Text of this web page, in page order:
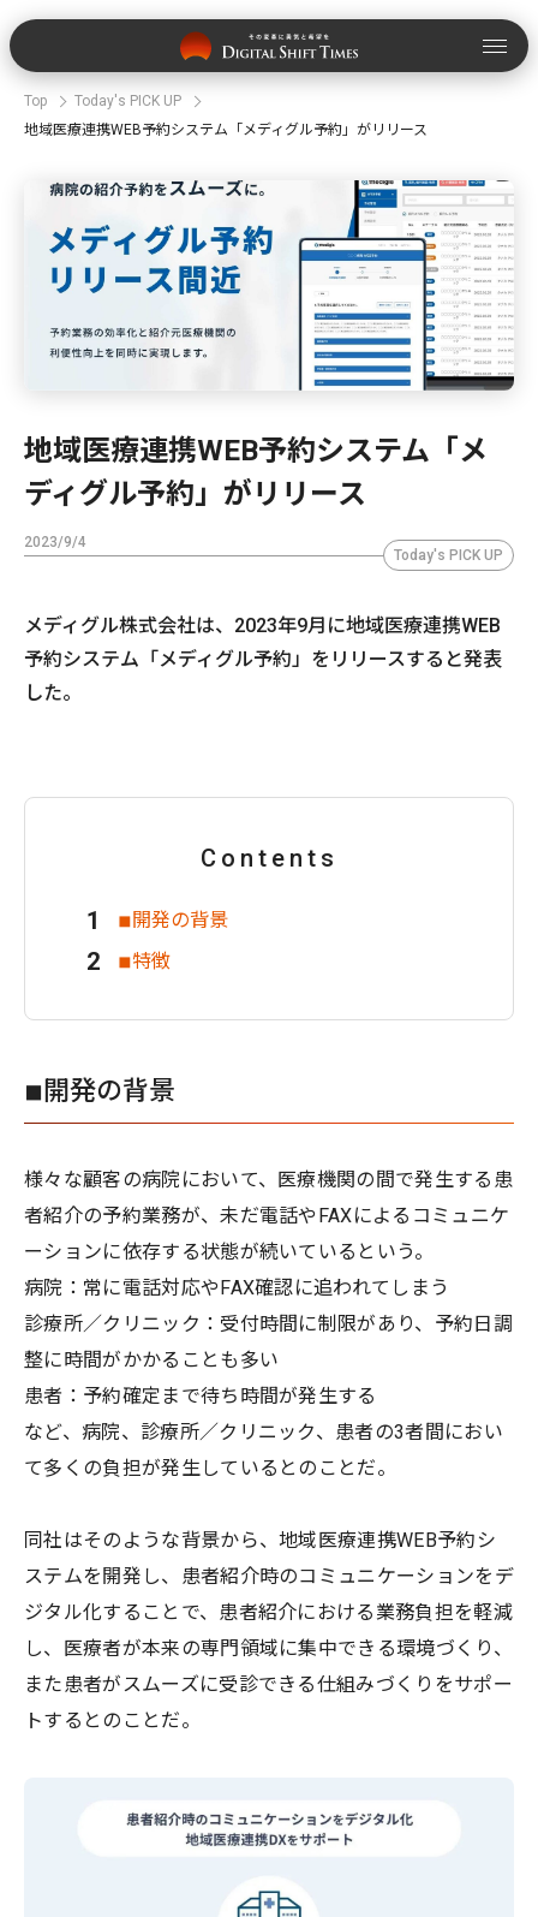
Top
Today's PICK UP
地域医療連携WEB予約システム「メディグル予約」がリリース
地域医療連携WEB予約システム「メ
ディグル予約」がリリース
2023/9/4
Today's PICK UP
メディグル株式会社は、2023年9月に地域医療連携WEB
予約システム「メディグル予約」をリリースすると発表
した。
Contents
◾︎開発の背景
◾︎特徴
◾︎開発の背景
様々な顧客の病院において、医療機関の間で発生する患
者紹介の予約業務が、未だ電話やFAXによるコミュニケ
ーションに依存する状態が続いているという。
病院：常に電話対応やFAX確認に追われてしまう
診療所／クリニック：受付時間に制限があり、予約日調
整に時間がかかることも多い
患者：予約確定まで待ち時間が発生する
など、病院、診療所／クリニック、患者の3者間におい
て多くの負担が発生しているとのことだ。
同社はそのような背景から、地域医療連携WEB予約シ
ステムを開発し、患者紹介時のコミュニケーションをデ
ジタル化することで、患者紹介における業務負担を軽減
し、医療者が本来の専門領域に集中できる環境づくり、
また患者がスムーズに受診できる仕組みづくりをサポー
トするとのことだ。